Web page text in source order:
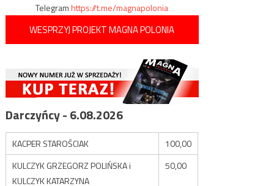
Telegramhttps://t.me/magnapolonia
WESPRZYJ PROJEKT MAGNA POLONIA
Darczyńcy - 6.08.2026
KACPER STAROŚCIAK
100,00
KULCZYK GRZEGORZ POLIŃSKA i
KULCZYK KATARZYNA
50,00